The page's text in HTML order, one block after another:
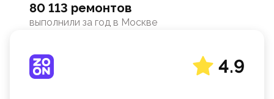
80 113 ремонтов
выполнили за год в Москве
4.9